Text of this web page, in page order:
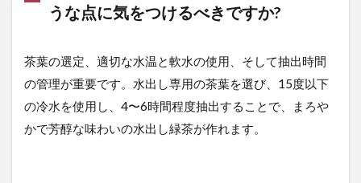
うな点に気をつけるべきですか?
茶葉の選定、適切な水温と軟水の使用、そして抽出時間
の管理が重要です。水出し専用の茶葉を選び、15度以下
の冷水を使用し、4〜6時間程度抽出することで、まろや
かで芳醇な味わいの水出し緑茶が作れます。